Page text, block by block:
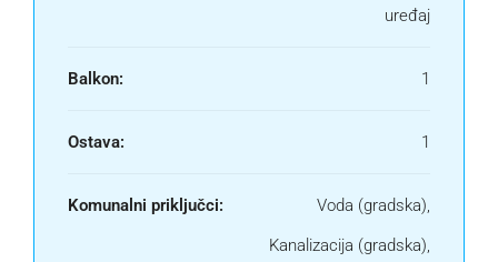
uređaj
Balkon: 1
Ostava: 1
Komunalni priključci:
Voda (gradska),
Kanalizacija (gradska),